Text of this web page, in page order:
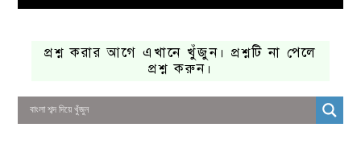
প্রশ্ন করার আগে এখানে খুঁজুন। প্রশ্নটি না পেলে
প্রশ্ন করুন।